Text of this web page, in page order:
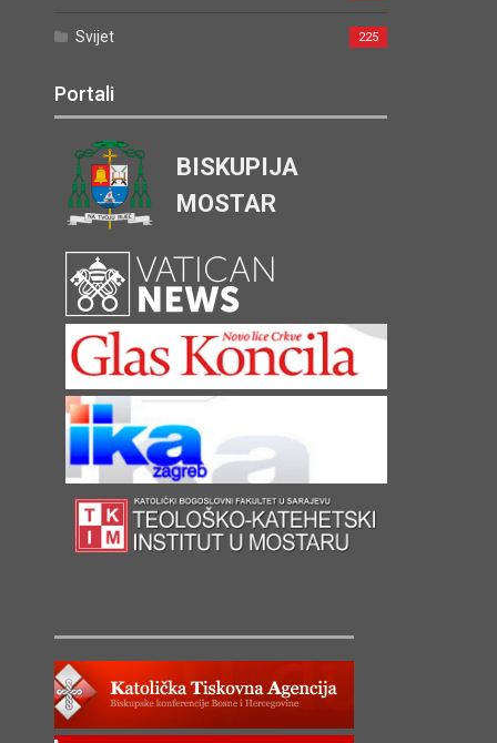
Svijet 225
Portali
BISKUPIJA
MOSTAR